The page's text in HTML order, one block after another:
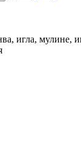
игла, мулине,